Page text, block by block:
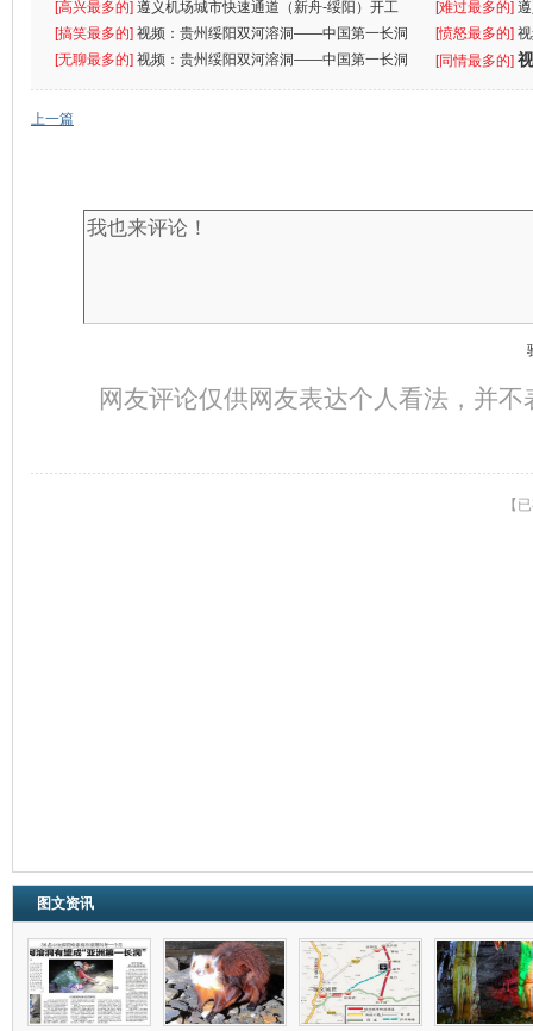
[高兴最多的] 遵义机场城市快速通道（新舟-绥阳）开工 [难过最多的]
[搞笑最多的] 视频：贵州绥阳双河溶洞——中国第一长洞 [愤怒最多的]
[无聊最多的] 视频：贵州绥阳双河溶洞——中国第一长洞 [同情最多的]
上一篇
网友评论仅供网友表达个人看法，并
【
图文资讯